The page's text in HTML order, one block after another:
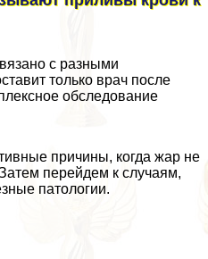
с разными
только врач после
обследование
причины, когда жар не
перейдем к случаям,
патологии.